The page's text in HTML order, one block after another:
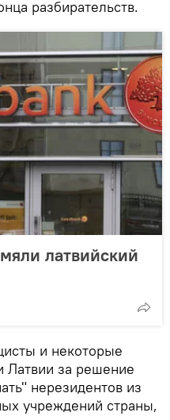
разбирательств.
латвийский
и некоторые
Латвии за решение
нерезидентов из
учреждений страны,